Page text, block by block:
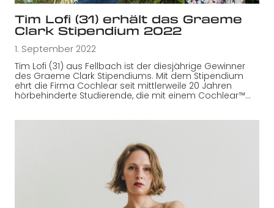
Tim Lofi (31) erhält das Graeme
Clark Stipendium 2022
1. September 2022
Tim Lofi (31) aus Fellbach ist der diesjährige Gewinner
des Graeme Clark Stipendiums. Mit dem Stipendium
ehrt die Firma Cochlear seit mittlerweile 20 Jahren
hörbehinderte Studierende, die mit einem Cochlear™…